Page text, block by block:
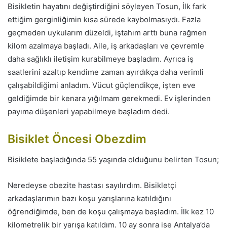
Bisikletin hayatını değiştirdiğini söyleyen Tosun, İlk fark
ettiğim gerginliğimin kısa sürede kaybolmasıydı. Fazla
geçmeden uykularım düzeldi, iştahım arttı buna rağmen
kilom azalmaya başladı. Aile, iş arkadaşları ve çevremle
daha sağlıklı iletişim kurabilmeye başladım. Ayrıca iş
saatlerini azaltıp kendime zaman ayırdıkça daha verimli
çalışabildiğimi anladım. Vücut güçlendikçe, işten eve
geldiğimde bir kenara yığılmam gerekmedi. Ev işlerinden
payıma düşenleri yapabilmeye başladım dedi.
Bisiklet Öncesi Obezdim
Bisiklete başladığında 55 yaşında olduğunu belirten Tosun;
Neredeyse obezite hastası sayılırdım. Bisikletçi
arkadaşlarımın bazı koşu yarışlarına katıldığını
öğrendiğimde, ben de koşu çalışmaya başladım. İlk kez 10
kilometrelik bir yarışa katıldım. 10 ay sonra ise Antalya’da